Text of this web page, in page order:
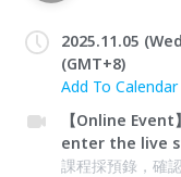
2025.11.05
(GMT+8)
Add To Calendar
【Online
enter the live
課程採預錄，確